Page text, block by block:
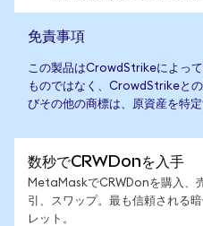
免責事項
この製品はCrowdStrikeによっ
ものではなく、CrowdStrikeと
びその他の商標は、原資産を特
数秒でCRWDonを入手
MetaMaskでCRWDonを購入、
引、スワップ。最も信頼される
レット。